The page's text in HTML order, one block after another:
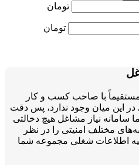
تومان
تومان
مستقیماً با صاحب کسب و کار
این میان وجود ندارد، پس دقت
سامانه نیاز مشاغل هیچ دخالتی
مختلف امنیتی را در نظر
اطلاعات شغلی مجموعه شما